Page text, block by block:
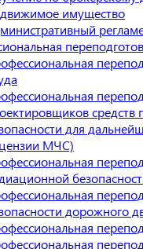
имущество
средств
для
МЧС)
дорожного